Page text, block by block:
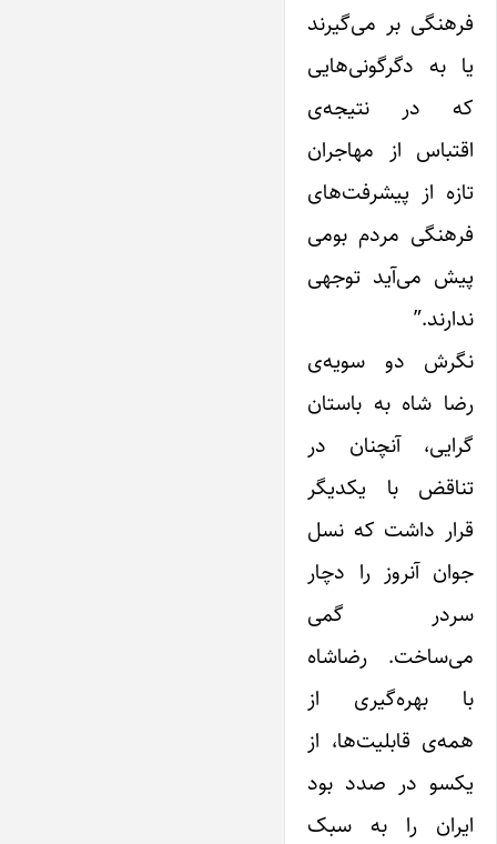
فرهنگی بر می‌گیرند
یا به دگرگونی‌هایی
که در نتیجه‌ی
اقتباس از مهاجران
تازه از پیشرفت‌های
فرهنگی مردم بومی
‌پیش می‌آید توجهی
ندارند.”
نگرش دو سویه‌ی
رضا شاه به باستان
گرایی، آنچنان در
تناقض با‌ یکدیگر
قرار داشت که نسل
جوان آنروز را دچار
سردر گمی
‌می‌ساخت. رضاشاه
با بهره‌گیری از
همه‌ی قابلیت‌ها، از
‌یکسو در صدد بود
‌ایران را به سبک